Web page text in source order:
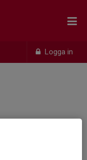
Logga in
dagtid i Tibble